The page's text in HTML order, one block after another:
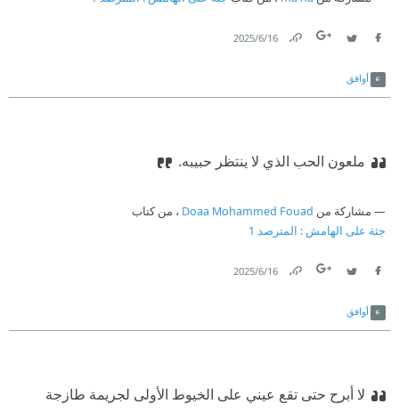
16‏/6‏/2025
أوافق
ملعون الحب الذي لا ينتظر حبيبه.
مشاركة من Doaa Mohammed Fouad ، من كتاب
جثة على الهامش⁩ : المترصد 1
16‏/6‏/2025
أوافق
لا أبرح حتى تقع عيني على الخيوط الأولى لجريمة طازجة